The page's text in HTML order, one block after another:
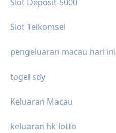
Slot Telkomsel
pengeluaran macau hari ini
togel sdy
Keluaran Macau
keluaran hk lotto